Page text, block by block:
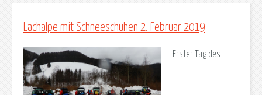
Lachalpe mit Schneeschuhen 2. Februar 2019
Erster Tag des